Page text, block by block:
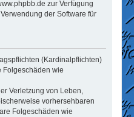
zur Verfügung
der Software für
(Kardinalpflichten)
Folgeschäden wie
Verletzung von Leben,
vorhersehbaren
Folgeschäden wie